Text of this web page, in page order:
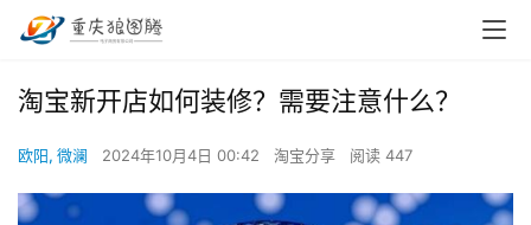
淘宝新开店如何装修？需要注意什么？
欧阳, 微澜 2024年10月4日 00:42 淘宝分享 阅读 447